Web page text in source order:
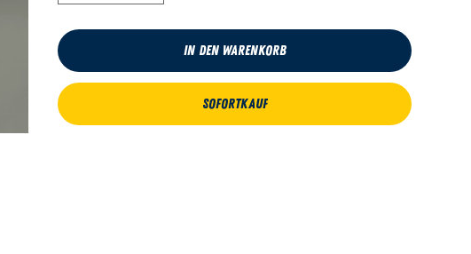
In den Warenkorb
Sofortkauf